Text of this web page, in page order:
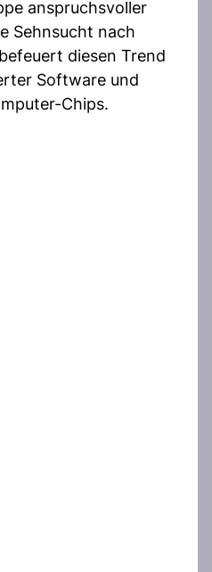
anspruchsvoller
Sehnsucht nach
diesen Trend
Software und
Chips.